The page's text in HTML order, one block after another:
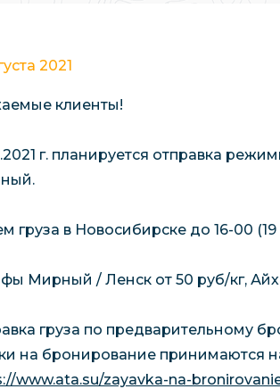
2021
клиенты!
г. планируется отправка
груза в Новосибирске до 16-00 (19
Мирный / Ленск от 50 руб/кг,
груза по предварительному
на бронирование принимаются
www.ata.su/zayavka-na-